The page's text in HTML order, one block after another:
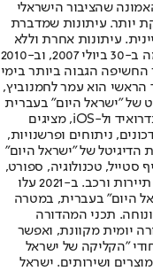
שהציבור הישראלי
יותר. עיתונות שמדברת
עיתונות אחרת וללא
תשלום. המהדורה המודפסת הראשונה פורסמה ב-30 ביולי 2007, וב-2010
החשיפה הגבוה ביותר בימי
הראשי הוא עמר לחמנוביץ,
של "ישראל היום" בעברית
ובאנגלית, כמו כן היישומונים (אפליקציות) לאנדרואיד ול-iOS, מציגים
ניתוחים ופרשנויות,
הדיגיטל של "ישראל היום"
סטייל, טכנולוגיה, ספורט,
כלכלה וצרכנות, בריאות, חיילים, אוכל, יהדות, תיירות ורכב. ב-2021 עלו
היום" בעברית, במטרה
תכני המהדורה
יומית מקוונת, ואפשר
"הקליקה של ישראל
ושירותים. ישראל